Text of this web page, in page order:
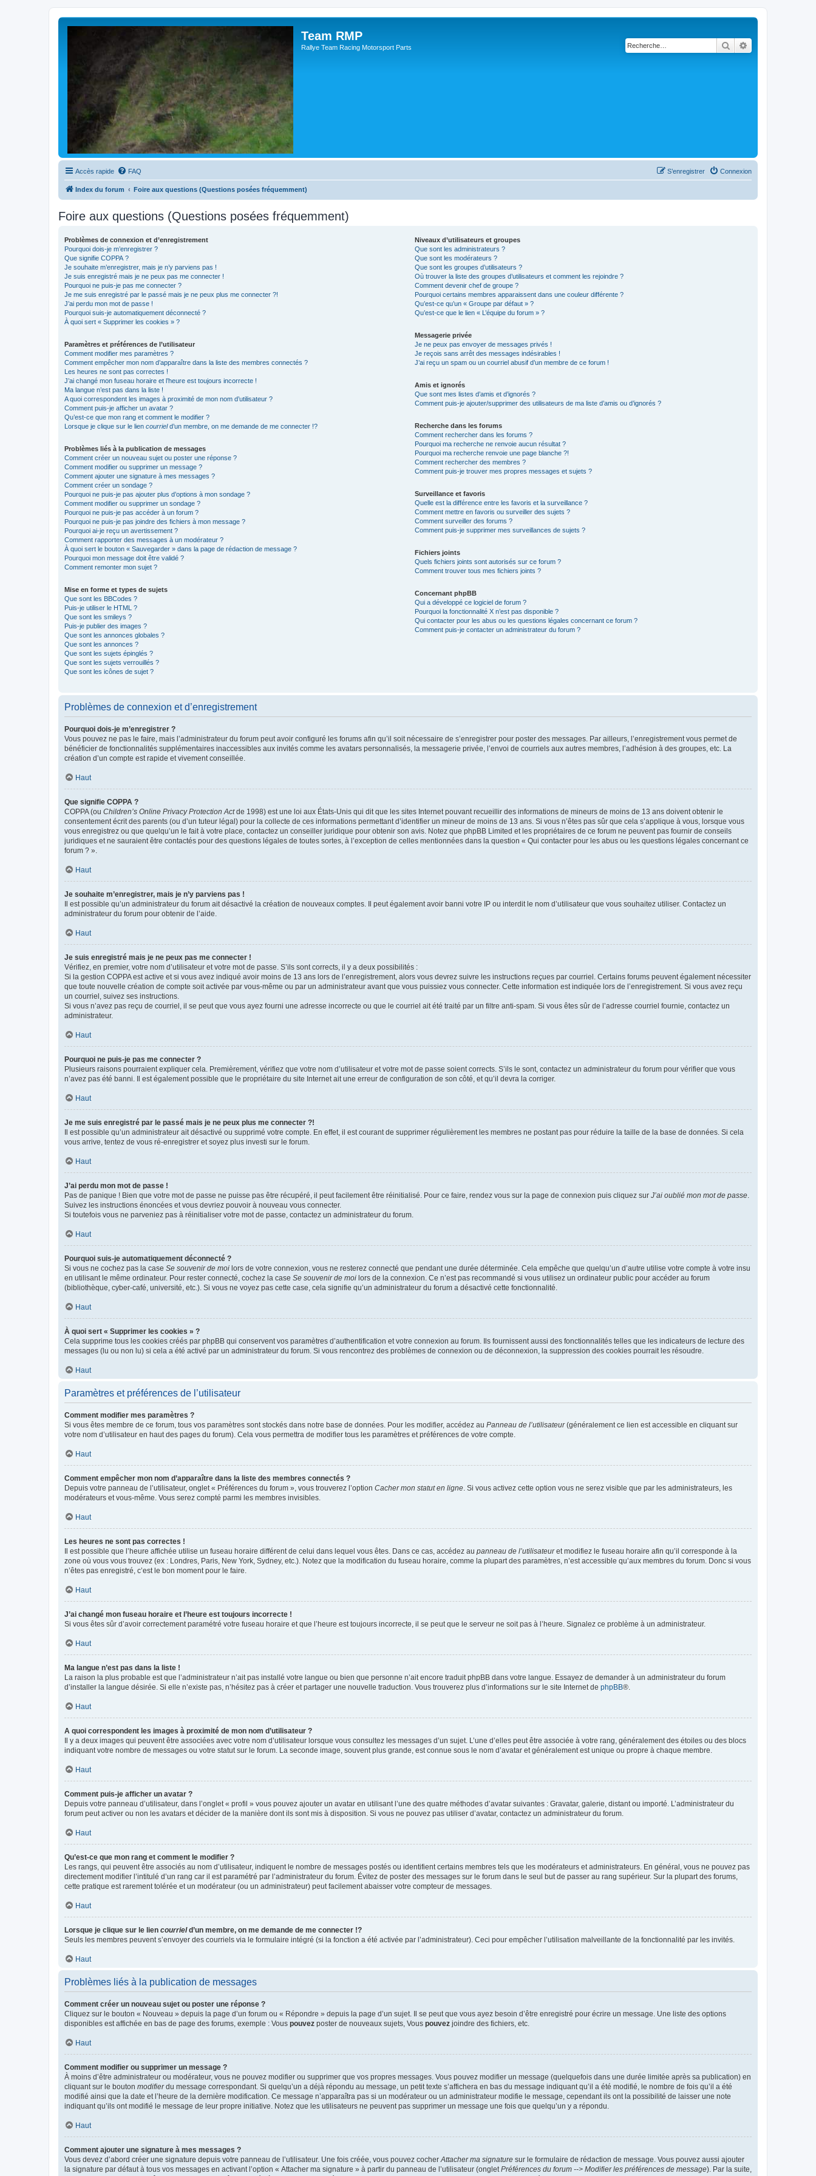
Team RMP
Rallye Team Racing Motorsport Parts Rechercher
Accès rapide FAQ Connexion
S’enregistrer
Index du forum Foire aux questions (Questions posées fréquemment)
Foire aux questions (Questions posées fréquemment)
Problèmes de connexion et d’enregistrement
Pourquoi dois-je m’enregistrer ?
Que signifie COPPA ?
Je souhaite m’enregistrer, mais je n’y parviens pas !
Je suis enregistré mais je ne peux pas me connecter !
Pourquoi ne puis-je pas me connecter ?
Je me suis enregistré par le passé mais je ne peux plus me connecter ?!
J’ai perdu mon mot de passe !
Pourquoi suis-je automatiquement déconnecté ?
À quoi sert « Supprimer les cookies » ?
Paramètres et préférences de l’utilisateur
Comment modifier mes paramètres ?
Comment empêcher mon nom d’apparaître dans la liste des membres connectés ?
Les heures ne sont pas correctes !
J’ai changé mon fuseau horaire et l’heure est toujours incorrecte !
Ma langue n’est pas dans la liste !
A quoi correspondent les images à proximité de mon nom d’utilisateur ?
Comment puis-je afficher un avatar ?
Qu’est-ce que mon rang et comment le modifier ?
Lorsque je clique sur le lien courrield’un membre, on me demande de me connecter !?
Problèmes liés à la publication de messages
Comment créer un nouveau sujet ou poster une réponse ?
Comment modifier ou supprimer un message ?
Comment ajouter une signature à mes messages ?
Comment créer un sondage ?
Pourquoi ne puis-je pas ajouter plus d’options à mon sondage ?
Comment modifier ou supprimer un sondage ?
Pourquoi ne puis-je pas accéder à un forum ?
Pourquoi ne puis-je pas joindre des fichiers à mon message ?
Pourquoi ai-je reçu un avertissement ?
Comment rapporter des messages à un modérateur ?
À quoi sert le bouton « Sauvegarder » dans la page de rédaction de message ?
Pourquoi mon message doit être validé ?
Comment remonter mon sujet ?
Mise en forme et types de sujets
Que sont les BBCodes ?
Puis-je utiliser le HTML ?
Que sont les smileys ?
Puis-je publier des images ?
Que sont les annonces globales ?
Que sont les annonces ?
Que sont les sujets épinglés ?
Que sont les sujets verrouillés ?
Que sont les icônes de sujet ?
Niveaux d’utilisateurs et groupes
Que sont les administrateurs ?
Que sont les modérateurs ?
Que sont les groupes d’utilisateurs ?
Où trouver la liste des groupes d’utilisateurs et comment les rejoindre ?
Comment devenir chef de groupe ?
Pourquoi certains membres apparaissent dans une couleur différente ?
Qu’est-ce qu’un « Groupe par défaut » ?
Qu’est-ce que le lien « L’équipe du forum » ?
Messagerie privée
Je ne peux pas envoyer de messages privés !
Je reçois sans arrêt des messages indésirables !
J’ai reçu un spam ou un courriel abusif d’un membre de ce forum !
Amis et ignorés
Que sont mes listes d’amis et d’ignorés ?
Comment puis-je ajouter/supprimer des utilisateurs de ma liste d’amis ou d’ignorés ?
Recherche dans les forums
Comment rechercher dans les forums ?
Pourquoi ma recherche ne renvoie aucun résultat ?
Pourquoi ma recherche renvoie une page blanche ?!
Comment rechercher des membres ?
Comment puis-je trouver mes propres messages et sujets ?
Surveillance et favoris
Quelle est la différence entre les favoris et la surveillance ?
Comment mettre en favoris ou surveiller des sujets ?
Comment surveiller des forums ?
Comment puis-je supprimer mes surveillances de sujets ?
Fichiers joints
Quels fichiers joints sont autorisés sur ce forum ?
Comment trouver tous mes fichiers joints ?
Concernant phpBB
Qui a développé ce logiciel de forum ?
Pourquoi la fonctionnalité X n’est pas disponible ?
Qui contacter pour les abus ou les questions légales concernant ce forum ?
Comment puis-je contacter un administrateur du forum ?
Problèmes de connexion et d’enregistrement
Pourquoi dois-je m’enregistrer ?
Vous pouvez ne pas le faire, mais l’administrateur du forum peut avoir configuré les forums afin qu’il soit nécessaire de s’enregistrer pour poster des messages. Par ailleurs, l’enregistrement vous permet de
bénéficier de fonctionnalités supplémentaires inaccessibles aux invités comme les avatars personnalisés, la messagerie privée, l’envoi de courriels aux autres membres, l’adhésion à des groupes, etc. La
création d’un compte est rapide et vivement conseillée.
Haut
Que signifie COPPA ?
COPPA (ou Children’s Online Privacy Protection Actde 1998) est une loi aux États-Unis qui dit que les sites Internet pouvant recueillir des informations de mineurs de moins de 13 ans doivent obtenir le
consentement écrit des parents (ou d’un tuteur légal) pour la collecte de ces informations permettant d’identifier un mineur de moins de 13 ans. Si vous n’êtes pas sûr que cela s’applique à vous, lorsque vous
vous enregistrez ou que quelqu’un le fait à votre place, contactez un conseiller juridique pour obtenir son avis. Notez que phpBB Limited et les propriétaires de ce forum ne peuvent pas fournir de conseils
juridiques et ne sauraient être contactés pour des questions légales de toutes sortes, à l’exception de celles mentionnées dans la question « Qui contacter pour les abus ou les questions légales concernant ce
forum ? ».
Haut
Je souhaite m’enregistrer, mais je n’y parviens pas !
Il est possible qu’un administrateur du forum ait désactivé la création de nouveaux comptes. Il peut également avoir banni votre IP ou interdit le nom d’utilisateur que vous souhaitez utiliser. Contactez un
administrateur du forum pour obtenir de l’aide.
Haut
Je suis enregistré mais je ne peux pas me connecter !
Vérifiez, en premier, votre nom d’utilisateur et votre mot de passe. S’ils sont corrects, il y a deux possibilités :
Si la gestion COPPA est active et si vous avez indiqué avoir moins de 13 ans lors de l’enregistrement, alors vous devrez suivre les instructions reçues par courriel. Certains forums peuvent également nécessiter
que toute nouvelle création de compte soit activée par vous-même ou par un administrateur avant que vous puissiez vous connecter. Cette information est indiquée lors de l’enregistrement. Si vous avez reçu
un courriel, suivez ses instructions.
Si vous n’avez pas reçu de courriel, il se peut que vous ayez fourni une adresse incorrecte ou que le courriel ait été traité par un filtre anti-spam. Si vous êtes sûr de l’adresse courriel fournie, contactez un
administrateur.
Haut
Pourquoi ne puis-je pas me connecter ?
Plusieurs raisons pourraient expliquer cela. Premièrement, vérifiez que votre nom d’utilisateur et votre mot de passe soient corrects. S’ils le sont, contactez un administrateur du forum pour vérifier que vous
n’avez pas été banni. Il est également possible que le propriétaire du site Internet ait une erreur de configuration de son côté, et qu’il devra la corriger.
Haut
Je me suis enregistré par le passé mais je ne peux plus me connecter ?!
Il est possible qu’un administrateur ait désactivé ou supprimé votre compte. En effet, il est courant de supprimer régulièrement les membres ne postant pas pour réduire la taille de la base de données. Si cela
vous arrive, tentez de vous ré-enregistrer et soyez plus investi sur le forum.
Haut
J’ai perdu mon mot de passe !
Pas de panique ! Bien que votre mot de passe ne puisse pas être récupéré, il peut facilement être réinitialisé. Pour ce faire, rendez vous sur la page de connexion puis cliquez sur J’ai oublié mon mot de passe.
Suivez les instructions énoncées et vous devriez pouvoir à nouveau vous connecter.
Si toutefois vous ne parveniez pas à réinitialiser votre mot de passe, contactez un administrateur du forum.
Haut
Pourquoi suis-je automatiquement déconnecté ?
Si vous ne cochez pas la case Se souvenir de moi lors de votre connexion, vous ne resterez connecté que pendant une durée déterminée. Cela empêche que quelqu’un d’autre utilise votre compte à votre insu
en utilisant le même ordinateur. Pour rester connecté, cochez la case Se souvenir de moi lors de la connexion. Ce n’est pas recommandé si vous utilisez un ordinateur public pour accéder au forum
(bibliothèque, cyber-café, université, etc.). Si vous ne voyez pas cette case, cela signifie qu’un administrateur du forum a désactivé cette fonctionnalité.
Haut
À quoi sert « Supprimer les cookies » ?
Cela supprime tous les cookies créés par phpBB qui conservent vos paramètres d’authentification et votre connexion au forum. Ils fournissent aussi des fonctionnalités telles que les indicateurs de lecture des
messages (lu ou non lu) si cela a été activé par un administrateur du forum. Si vous rencontrez des problèmes de connexion ou de déconnexion, la suppression des cookies pourrait les résoudre.
Haut
Paramètres et préférences de l’utilisateur
Comment modifier mes paramètres ?
Si vous êtes membre de ce forum, tous vos paramètres sont stockés dans notre base de données. Pour les modifier, accédez au Panneau de l’utilisateur(généralement ce lien est accessible en cliquant sur
votre nom d’utilisateur en haut des pages du forum). Cela vous permettra de modifier tous les paramètres et préférences de votre compte.
Haut
Comment empêcher mon nom d’apparaître dans la liste des membres connectés ?
Depuis votre panneau de l’utilisateur, onglet « Préférences du forum », vous trouverez l’option Cacher mon statut en ligne. Si vous activez cette option vous ne serez visible que par les administrateurs, les
modérateurs et vous-même. Vous serez compté parmi les membres invisibles.
Haut
Les heures ne sont pas correctes !
Il est possible que l’heure affichée utilise un fuseau horaire différent de celui dans lequel vous êtes. Dans ce cas, accédez au panneau de l’utilisateuret modifiez le fuseau horaire afin qu’il corresponde à la
zone où vous vous trouvez (ex : Londres, Paris, New York, Sydney, etc.). Notez que la modification du fuseau horaire, comme la plupart des paramètres, n’est accessible qu’aux membres du forum. Donc si vous
n’êtes pas enregistré, c’est le bon moment pour le faire.
Haut
J’ai changé mon fuseau horaire et l’heure est toujours incorrecte !
Si vous êtes sûr d’avoir correctement paramétré votre fuseau horaire et que l’heure est toujours incorrecte, il se peut que le serveur ne soit pas à l’heure. Signalez ce problème à un administrateur.
Haut
Ma langue n’est pas dans la liste !
La raison la plus probable est que l’administrateur n’ait pas installé votre langue ou bien que personne n’ait encore traduit phpBB dans votre langue. Essayez de demander à un administrateur du forum
d’installer la langue désirée. Si elle n’existe pas, n’hésitez pas à créer et partager une nouvelle traduction. Vous trouverez plus d’informations sur le site Internet de phpBB®.
Haut
A quoi correspondent les images à proximité de mon nom d’utilisateur ?
Il y a deux images qui peuvent être associées avec votre nom d’utilisateur lorsque vous consultez les messages d’un sujet. L’une d’elles peut être associée à votre rang, généralement des étoiles ou des blocs
indiquant votre nombre de messages ou votre statut sur le forum. La seconde image, souvent plus grande, est connue sous le nom d’avatar et généralement est unique ou propre à chaque membre.
Haut
Comment puis-je afficher un avatar ?
Depuis votre panneau d’utilisateur, dans l’onglet « profil » vous pouvez ajouter un avatar en utilisant l’une des quatre méthodes d’avatar suivantes : Gravatar, galerie, distant ou importé. L’administrateur du
forum peut activer ou non les avatars et décider de la manière dont ils sont mis à disposition. Si vous ne pouvez pas utiliser d’avatar, contactez un administrateur du forum.
Haut
Qu’est-ce que mon rang et comment le modifier ?
Les rangs, qui peuvent être associés au nom d’utilisateur, indiquent le nombre de messages postés ou identifient certains membres tels que les modérateurs et administrateurs. En général, vous ne pouvez pas
directement modifier l’intitulé d’un rang car il est paramétré par l’administrateur du forum. Évitez de poster des messages sur le forum dans le seul but de passer au rang supérieur. Sur la plupart des forums,
cette pratique est rarement tolérée et un modérateur (ou un administrateur) peut facilement abaisser votre compteur de messages.
Haut
Lorsque je clique sur le lien courrield’un membre, on me demande de me connecter !?
Seuls les membres peuvent s’envoyer des courriels via le formulaire intégré (si la fonction a été activée par l’administrateur). Ceci pour empêcher l’utilisation malveillante de la fonctionnalité par les invités.
Haut
Problèmes liés à la publication de messages
Comment créer un nouveau sujet ou poster une réponse ?
Cliquez sur le bouton « Nouveau » depuis la page d’un forum ou « Répondre » depuis la page d’un sujet. Il se peut que vous ayez besoin d’être enregistré pour écrire un message. Une liste des options
disponibles est affichée en bas de page des forums, exemple : Vous pouvez poster de nouveaux sujets, Vous pouvez joindre des fichiers, etc.
Haut
Comment modifier ou supprimer un message ?
À moins d’être administrateur ou modérateur, vous ne pouvez modifier ou supprimer que vos propres messages. Vous pouvez modifier un message (quelquefois dans une durée limitée après sa publication) en
cliquant sur le bouton modifierdu message correspondant. Si quelqu’un a déjà répondu au message, un petit texte s’affichera en bas du message indiquant qu’il a été modifié, le nombre de fois qu’il a été
modifié ainsi que la date et l’heure de la dernière modification. Ce message n’apparaîtra pas si un modérateur ou un administrateur modifie le message, cependant ils ont la possibilité de laisser une note
indiquant qu’ils ont modifié le message de leur propre initiative. Notez que les utilisateurs ne peuvent pas supprimer un message une fois que quelqu’un y a répondu.
Haut
Comment ajouter une signature à mes messages ?
Vous devez d’abord créer une signature depuis votre panneau de l’utilisateur. Une fois créée, vous pouvez cocherAttacher ma signature sur le formulaire de rédaction de message. Vous pouvez aussi ajouter
la signature par défaut à tous vos messages en activant l’option « Attacher ma signature » à partir du panneau de l’utilisateur (ongletPréférences du forum --> Modifier les préférences de message). Par la suite,